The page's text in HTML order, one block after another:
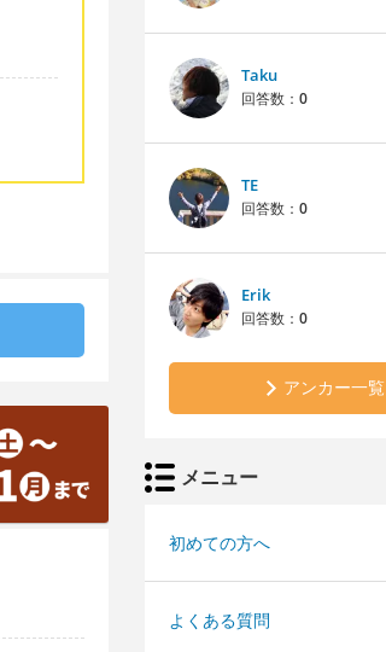
Taku
回答数： 0
TE
回答数： 0
Erik
回答数： 0
アンカー一覧
メニュー
初めての方へ
よくある質問